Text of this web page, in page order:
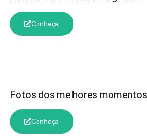
Conheça
Fotos dos melhores momentos
Conheça